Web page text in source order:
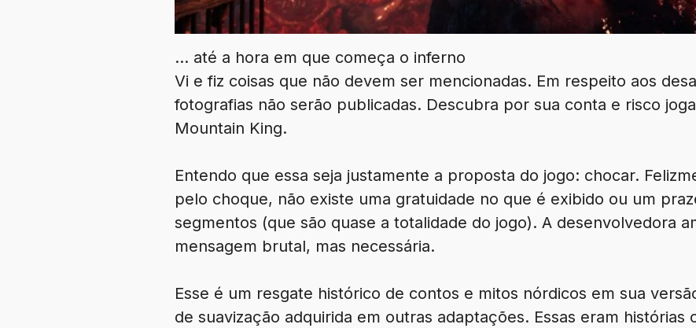
… até a hora em que começa o inferno
Vi e fiz coisas que não devem ser mencionadas. Em respeito aos
fotografias não serão publicadas. Descubra por sua conta e risco
Mountain King.
Entendo que essa seja justamente a proposta do jogo: chocar.
pelo choque, não existe uma gratuidade no que é exibido ou um
segmentos (que são quase a totalidade do jogo). A desenvolvedora
mensagem brutal, mas necessária.
Esse é um resgate histórico de contos e mitos nórdicos em sua
de suavização adquirida em outras adaptações. Essas eram histórias